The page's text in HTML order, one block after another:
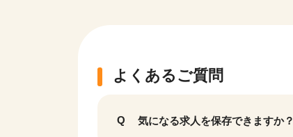
よくあるご質問
気になる求人を保存できますか？